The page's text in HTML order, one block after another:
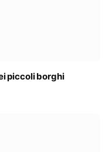
piccoli borghi